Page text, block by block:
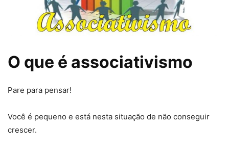
O que é associativismo
Pare para pensar!
Você é pequeno e está nesta situação de não conseguir
crescer.